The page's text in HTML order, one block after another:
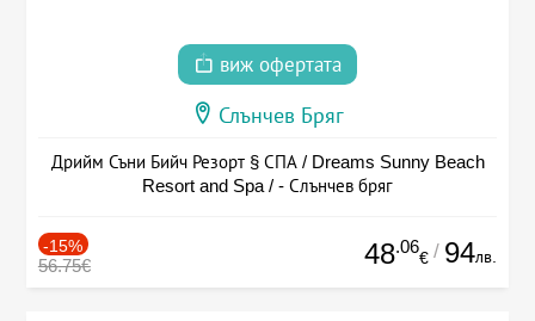
виж офертата
Слънчев Бряг
Дрийм Съни Бийч Резорт § СПА / Dreams Sunny Beach
Resort and Spa / - Слънчев бряг
-15%
56.75€ 48.06
€ / 94лв.